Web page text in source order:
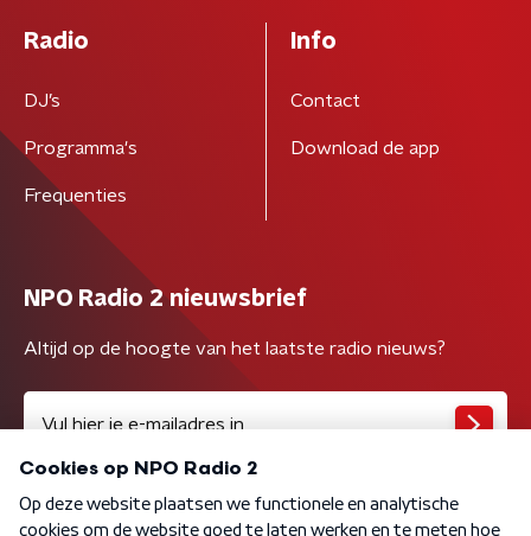
Radio
DJ’s
Programma's
Frequenties
Info
Contact
Download de app
NPO Radio 2 nieuwsbrief
Altijd op de hoogte van het laatste radio nieuws?